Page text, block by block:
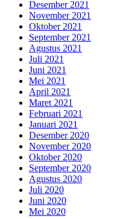
Desember 2021
November 2021
Oktober 2021
September 2021
Agustus 2021
Juli 2021
Juni 2021
Mei 2021
April 2021
Maret 2021
Februari 2021
Januari 2021
Desember 2020
November 2020
Oktober 2020
September 2020
Agustus 2020
Juli 2020
Juni 2020
Mei 2020